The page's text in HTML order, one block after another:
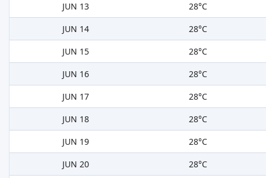
JUN 13
28°C
JUN 14
28°C
JUN 15
28°C
JUN 16
28°C
JUN 17
28°C
JUN 18
28°C
JUN 19
28°C
JUN 20
28°C